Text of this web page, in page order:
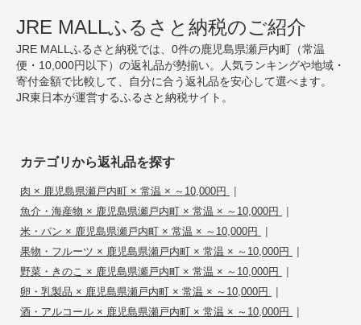
JRE MALLふるさと納税のご紹介
JRE MALLふるさと納税では、0件の鹿児島県瀬戸内町（常温
便・10,000円以下）の返礼品が勢揃い。人気ランキングや地域・
寄付金額で比較して、自分に合う返礼品を安心して選べます。
JR東日本が運営するふるさと納税サイト。
カテゴリから返礼品を探す
肉 × 鹿児島県瀬戸内町 × 常温 × ～10,000円 |
魚介・海産物 × 鹿児島県瀬戸内町 × 常温 × ～10,000円 |
米・パン × 鹿児島県瀬戸内町 × 常温 × ～10,000円 |
果物・フルーツ × 鹿児島県瀬戸内町 × 常温 × ～10,000円 |
野菜・きのこ × 鹿児島県瀬戸内町 × 常温 × ～10,000円 |
卵・乳製品 × 鹿児島県瀬戸内町 × 常温 × ～10,000円 |
酒・アルコール × 鹿児島県瀬戸内町 × 常温 × ～10,000円 |